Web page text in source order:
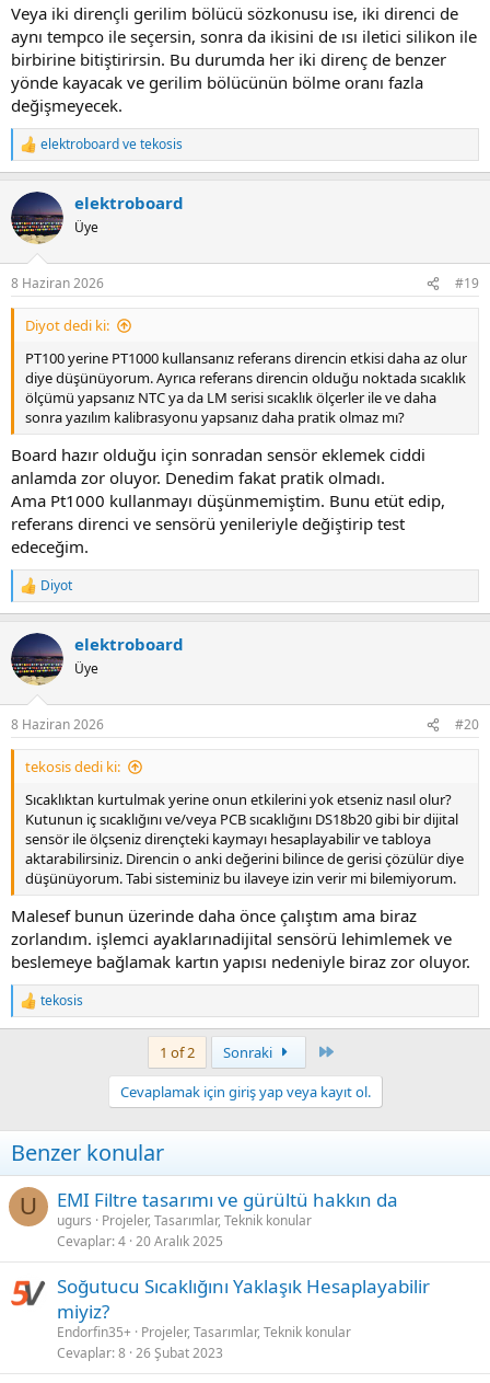
Veya iki dirençli gerilim bölücü sözkonusu ise, iki direnci de
aynı tempco ile seçersin, sonra da ikisini de ısı iletici silikon ile
birbirine bitiştirirsin. Bu durumda her iki direnç de benzer
yönde kayacak ve gerilim bölücünün bölme oranı fazla
değişmeyecek.
R
e
c
t
i
s
:
elektroboardvetekosis
elektroboard
Üye
8 Haziran 2026 #19
Diyot dedi ki:
PT100 yerine PT1000 kullansanız referans direncin etkisi daha az olur
diye düşünüyorum. Ayrıca referans direncin olduğu noktada sıcaklık
ölçümü yapsanız NTC ya da LM serisi sıcaklık ölçerler ile ve daha
sonra yazılım kalibrasyonu yapsanız daha pratik olmaz mı?
Board hazır olduğu için sonradan sensör eklemek ciddi
anlamda zor oluyor. Denedim fakat pratik olmadı.
Ama Pt1000 kullanmayı düşünmemiştim. Bunu etüt edip,
referans direnci ve sensörü yenileriyle değiştirip test
edeceğim.
R
e
c
t
i
s
:
Diyot
elektroboard
Üye
8 Haziran 2026 #20
tekosis dedi ki:
Sıcaklıktan kurtulmak yerine onun etkilerini yok etseniz nasıl olur?
Kutunun iç sıcaklığını ve/veya PCB sıcaklığını DS18b20 gibi bir dijital
sensör ile ölçseniz dirençteki kaymayı hesaplayabilir ve tabloya
aktarabilirsiniz. Direncin o anki değerini bilince de gerisi çözülür diye
düşünüyorum. Tabi sisteminiz bu ilaveye izin verir mi bilemiyorum.
Malesef bunun üzerinde daha önce çalıştım ama biraz
zorlandım. işlemci ayaklarınadijital sensörü lehimlemek ve
beslemeye bağlamak kartın yapısı nedeniyle biraz zor oluyor.
R
e
n
s
:
tekosis
1 of 2 Sonraki
Cevaplamak için giriş yap veya kayıt ol.
Benzer konular
U EMI Filtre tasarımı ve gürültü hakkın da
ugurs
Projeler, Tasarımlar, Teknik konular
Cevaplar 4 20 Aralık 2025
Soğutucu Sıcaklığını Yaklaşık Hesaplayabilir
miyiz?
Endorfin35+ Projeler, Tasarımlar, Teknik konular
Cevaplar 8 26 Şubat 2023